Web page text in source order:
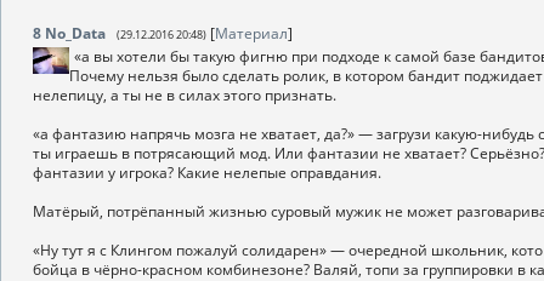
8 No_Data (29.12.2016 20:48) [Материал]
«а вы хотели бы такую фигню при подходе к самой базе
Почему нельзя было сделать ролик, в котором бандит
нелепицу, а ты не в силах этого признать.
«а фантазию напрячь мозга не хватает, да?» — загрузи какую-
ты играешь в потрясающий мод. Или фантазии не хватает?
фантазии у игрока? Какие нелепые оправдания.
Матёрый, потрёпанный жизнью суровый мужик не может
«Ну тут я с Клингом пожалуй солидарен» — очередной школьник,
бойца в чёрно-красном комбинезоне? Валяй, топи за группировки в